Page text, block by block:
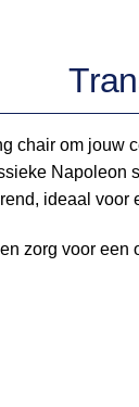
chair om jouw
Napoleon
ideaal voor
zorg voor